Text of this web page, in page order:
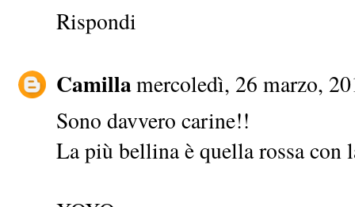
Rispondi
Camillamercoledì, 26 marzo,
Sono davvero carine!!
La più bellina è quella rossa